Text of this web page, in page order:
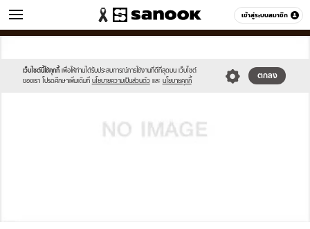
เข้าสู่ระบบสมาชิก
ข่าว หมวดอื่นๆ
เว็บไซต์นี้ใช้คุกกี้ เพื่อให้ท่านได้รับประสบการณ์การใช้งานที่ดีที่สุดบน เว็บไซต์
ของเรา โปรดศึกษาเพิ่มเติมที่ นโยบายความเป็นส่วนตัว และ นโยบายคุกกี้
ตกลง
sanook.png
image.jpg